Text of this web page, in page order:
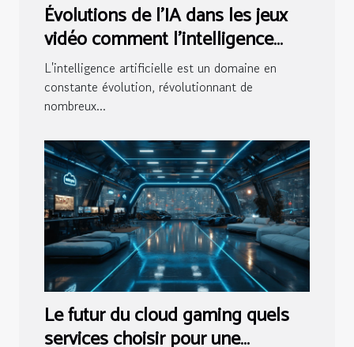
Évolutions de l'IA dans les jeux
vidéo comment l'intelligence
artificielle change notre façon de
jouer
L'intelligence artificielle est un domaine en
constante évolution, révolutionnant de
nombreux...
Le futur du cloud gaming quels
services choisir pour une